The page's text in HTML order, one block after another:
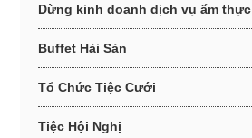
Dừng kinh doanh dịch vụ ẩm thực
Buffet Hải Sản
Tổ Chức Tiệc Cưới
Tiệc Hội Nghị